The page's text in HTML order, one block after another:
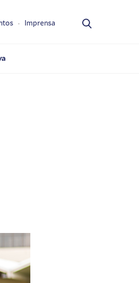
Imprensa